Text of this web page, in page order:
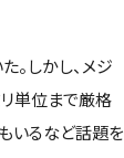
しかし、メジ
単位まで厳格
いるなど話題を